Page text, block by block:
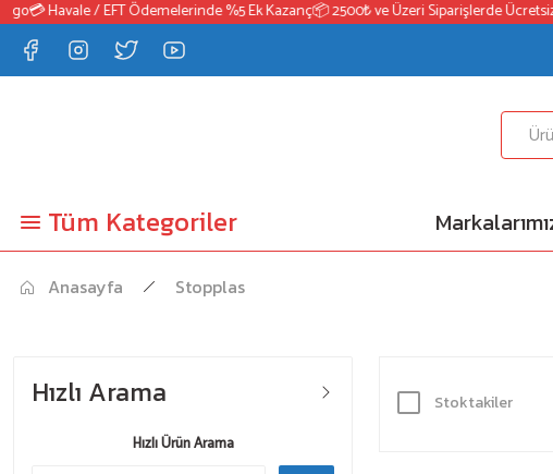
💳 Havale / EFT Ödemelerinde %5 Ek Kazanç📦 2500₺ ve Üzeri Siparişlerde Ücretsiz
Tüm Kategoriler
Anasayfa Stopplas
Hızlı Arama
Hızlı Ürün Arama
Stoktakiler